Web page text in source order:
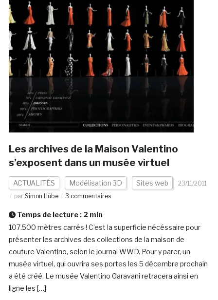
Les archives de la Maison Valentino
s’exposent dans un musée virtuel
ACTUALITÉS Modélisation 3D Sites web
23/11/2011
par Simon Hübe 3 commentaires
Temps de lecture : 2 min
107.500 mètres carrés ! C’est la superficie nécéssaire pour
présenter les archives des collections de la maison de
couture Valentino, selon le journal WWD. Pour y parer, un
musée virtuel, qui ouvrira ses portes les 5 décembre prochain
a été créé. Le musée Valentino Garavani retracera ainsi en
ligne les […]